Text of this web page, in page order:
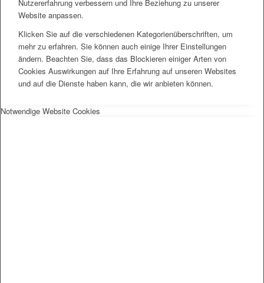
Nutzererfahrung verbessern und Ihre Beziehung zu unserer
Website anpassen.
Klicken Sie auf die verschiedenen Kategorienüberschriften, um
mehr zu erfahren. Sie können auch einige Ihrer Einstellungen
ändern. Beachten Sie, dass das Blockieren einiger Arten von
Cookies Auswirkungen auf Ihre Erfahrung auf unseren Websites
und auf die Dienste haben kann, die wir anbieten können.
Notwendige Website Cookies